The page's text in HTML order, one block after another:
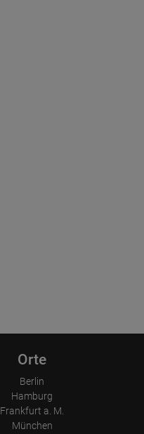
Orte
Berlin
Hamburg
Frankfurt a. M.
München